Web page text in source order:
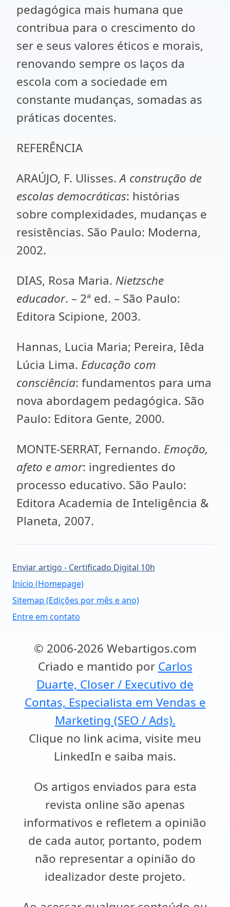
pedagógica mais humana que
contribua para o crescimento do
ser e seus valores éticos e morais,
renovando sempre os laços da
escola com a sociedade em
constante mudanças, somadas as
práticas docentes.
REFERÊNCIA
ARAÚJO, F. Ulisses.A construção de
escolas democráticas: histórias
sobre complexidades, mudanças e
resistências. São Paulo: Moderna,
2002.
DIAS, Rosa Maria. Nietzsche
educador. – 2ª ed. – São Paulo:
Editora Scipione, 2003.
Hannas, Lucia Maria; Pereira, Iêda
Lúcia Lima. Educação com
consciência: fundamentos para uma
nova abordagem pedagógica. São
Paulo: Editora Gente, 2000.
MONTE-SERRAT, Fernando. Emoção,
afeto e amor: ingredientes do
processo educativo. São Paulo:
Editora Academia de Inteligência &
Planeta, 2007.
Enviar artigo - Certificado Digital 10h
Início (Homepage)
Sitemap (Edições por mês e ano)
Entre em contato
© 2006-2026 Webartigos.com
Criado e mantido por Carlos
Duarte, Closer / Executivo de
Contas, Especialista em Vendas e
Marketing (SEO / Ads).
Clique no link acima, visite meu
LinkedIn e saiba mais.
Os artigos enviados para esta
revista online são apenas
informativos e refletem a opinião
de cada autor, portanto, podem
não representar a opinião do
idealizador deste projeto.